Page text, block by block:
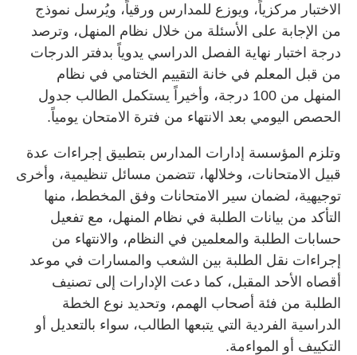
الاختبار مركزياً، ويوزع للمدارس ورقياً، ويُرسل نموذج
من الإجابة على الأسئلة من خلال نظام المنهل، وترصد
درجة اختبار نهاية الفصل الدراسي يدوياً بدفتر الدرجات
من قبل المعلم في خانة التقييم الختامي في نظام
المنهل من 100 درجة، وأخيراً يستكمل الطالب جدول
الحصص اليومي بعد الانتهاء من فترة الامتحان يومياً.
وتلزم المؤسسة إدارات المدارس بتطبيق إجراءات عدة
قبيل الامتحانات، وخلالها، تتضمن مسائل تنظيمية، وأخرى
توجيهية، لضمان سير الامتحانات وفق المخطط، منها
التأكد من بيانات الطلبة في نظام المنهل، مع تفعيل
حسابات الطلبة والمعلمين في النظام، والانتهاء من
إجراءات نقل الطلبة بين الشعب والمسارات في موعد
أقصاه الأحد المقبل، كما دعت الإدارات إلى تصنيف
الطلبة من فئة أصحاب الهمم، وتحديد نوع الخطة
الدراسية الفردية التي يتبعها الطالب، سواء بالتعديل أو
التكييف أو المواءمة.